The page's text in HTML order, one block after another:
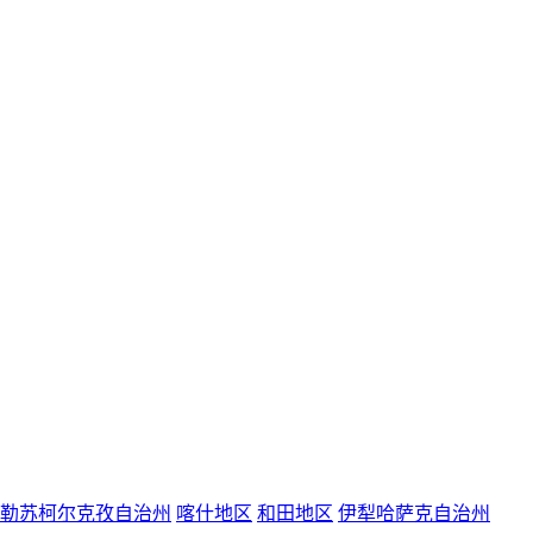
苏柯尔克孜自治州 喀什地区 和田地区 伊犁哈萨克自治州